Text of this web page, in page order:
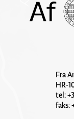
Fra
HR-
tel:
faks: